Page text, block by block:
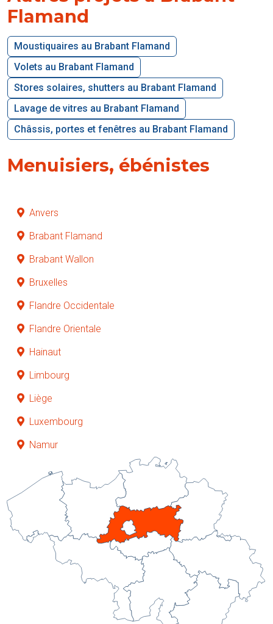
Flamand
Moustiquaires au Brabant Flamand
Volets au Brabant Flamand
Stores solaires, shutters au Brabant Flamand
Lavage de vitres au Brabant Flamand
Châssis, portes et fenêtres au Brabant Flamand
Menuisiers, ébénistes
Anvers
Brabant Flamand
Brabant Wallon
Bruxelles
Flandre Occidentale
Flandre Orientale
Hainaut
Limbourg
Liège
Luxembourg
Namur